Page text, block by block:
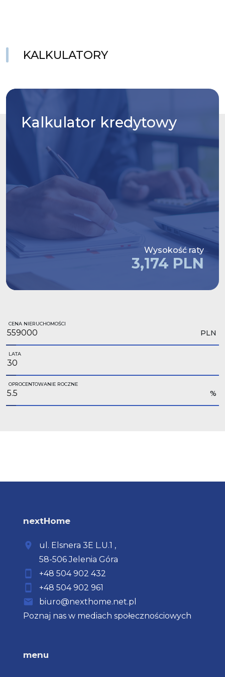
KALKULATORY
Kalkulator kredytowy
Wysokość raty
3,174 PLN
CENA NIERUCHOMOŚCI
PLN
LATA
OPROCENTOWANIE ROCZNE
%
nextHome
ul. Elsnera 3E L.U.1 ,
58-506 Jelenia Góra
+48 504 902 432
+48 504 902 961
biuro@nexthome.net.pl
Poznaj nas w mediach społecznościowych
menu